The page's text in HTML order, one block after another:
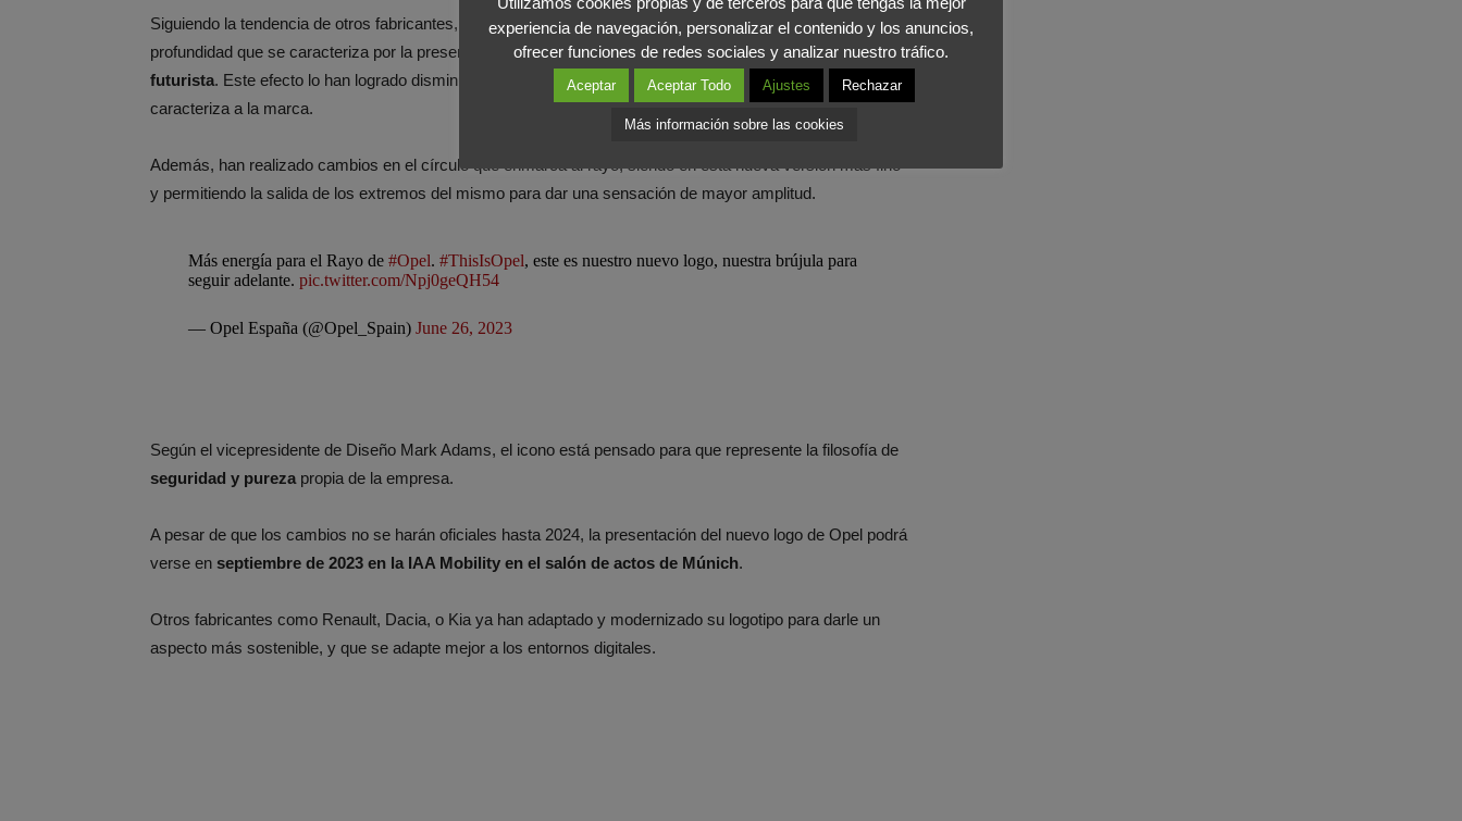
Siguiendo la tendencia de otros fabricantes, Opel ha optado por un diseño más plano y con menos
profundidad que se caracteriza por la presencia de detalles lumínicos con la finalidad de darle unaspecto
futurista. Este efecto lo han logrado disminuyendo el grosor y afinando las puntas del famoso rayo que
caracteriza a la marca.
Además, han realizado cambios en el círculo que enmarca al rayo, siendo en esta nueva versión más fino
y permitiendo la salida de los extremos del mismo para dar una sensación de mayor amplitud.
Más energía para el Rayo de #Opel. #ThisIsOpel, este es nuestro nuevo logo, nuestra brújula para
seguir adelante. pic.twitter.com/Npj0geQH54
— Opel España (@Opel_Spain) June 26, 2023
Según el vicepresidente de Diseño Mark Adams, el icono está pensado para que represente la filosofía de
seguridad y pureza propia de la empresa.
A pesar de que los cambios no se harán oficiales hasta 2024, la presentación del nuevo logo de Opel podrá
verse en septiembre de 2023 en la IAA Mobility en el salón de actos de Múnich.
Otros fabricantes como Renault, Dacia, o Kia ya han adaptado y modernizado su logotipo para darle un
aspecto más sostenible, y que se adapte mejor a los entornos digitales.
experiencia de navegación, personalizar el contenido y los anuncios,
ofrecer funciones de redes sociales y analizar nuestro tráfico.
Aceptar Aceptar Todo Ajustes Rechazar
Más información sobre las cookies